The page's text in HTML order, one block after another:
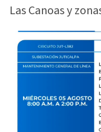
Las Canoas y